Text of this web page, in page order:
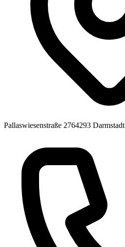
Pallaswiesenstraße 2764293 Darmstadt